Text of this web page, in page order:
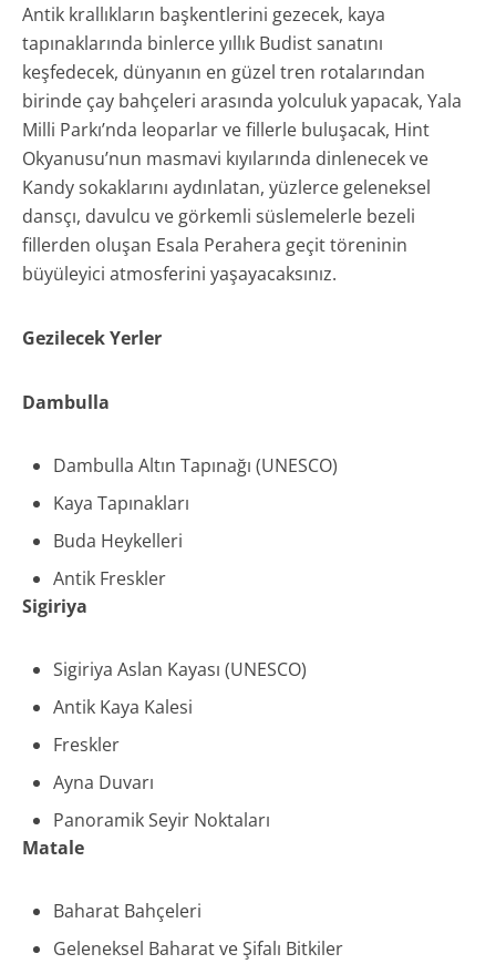
Antik krallıkların başkentlerini gezecek, kaya
tapınaklarında binlerce yıllık Budist sanatını
keşfedecek, dünyanın en güzel tren rotalarından
birinde çay bahçeleri arasında yolculuk yapacak, Yala
Milli Parkı’nda leoparlar ve fillerle buluşacak, Hint
Okyanusu’nun masmavi kıyılarında dinlenecek ve
Kandy sokaklarını aydınlatan, yüzlerce geleneksel
dansçı, davulcu ve görkemli süslemelerle bezeli
fillerden oluşan Esala Perahera geçit töreninin
büyüleyici atmosferini yaşayacaksınız.
Gezilecek Yerler
Dambulla
Dambulla Altın Tapınağı (UNESCO)
Kaya Tapınakları
Buda Heykelleri
Antik Freskler
Sigiriya
Sigiriya Aslan Kayası (UNESCO)
Antik Kaya Kalesi
Freskler
Ayna Duvarı
Panoramik Seyir Noktaları
Matale
Baharat Bahçeleri
Geleneksel Baharat ve Şifalı Bitkiler